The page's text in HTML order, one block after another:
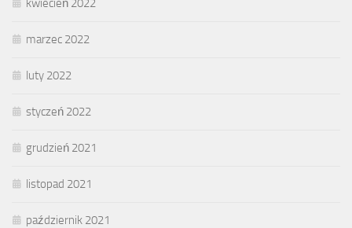
kwiecień 2022
marzec 2022
luty 2022
styczeń 2022
grudzień 2021
listopad 2021
październik 2021